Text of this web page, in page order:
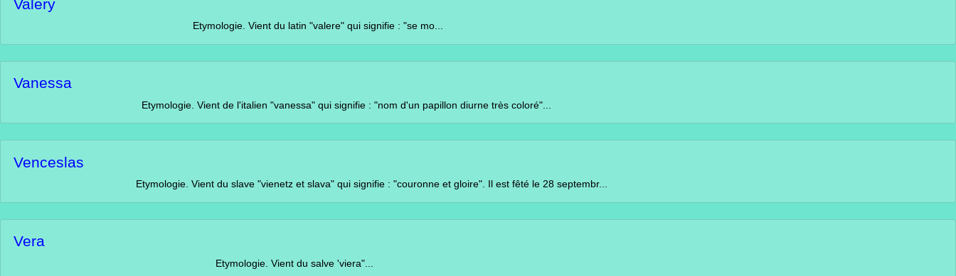
Valery
Etymologie. Vient du latin "valere" qui signifie : "se mo...
Vanessa
Etymologie. Vient de l'italien "vanessa" qui signifie : "nom d'un papillon diurne très coloré"...
Venceslas
Etymologie. Vient du slave "vienetz et slava" qui signifie : "couronne et gloire". Il est fêté le 28 septembr...
Vera
Etymologie. Vient du salve 'viera"...